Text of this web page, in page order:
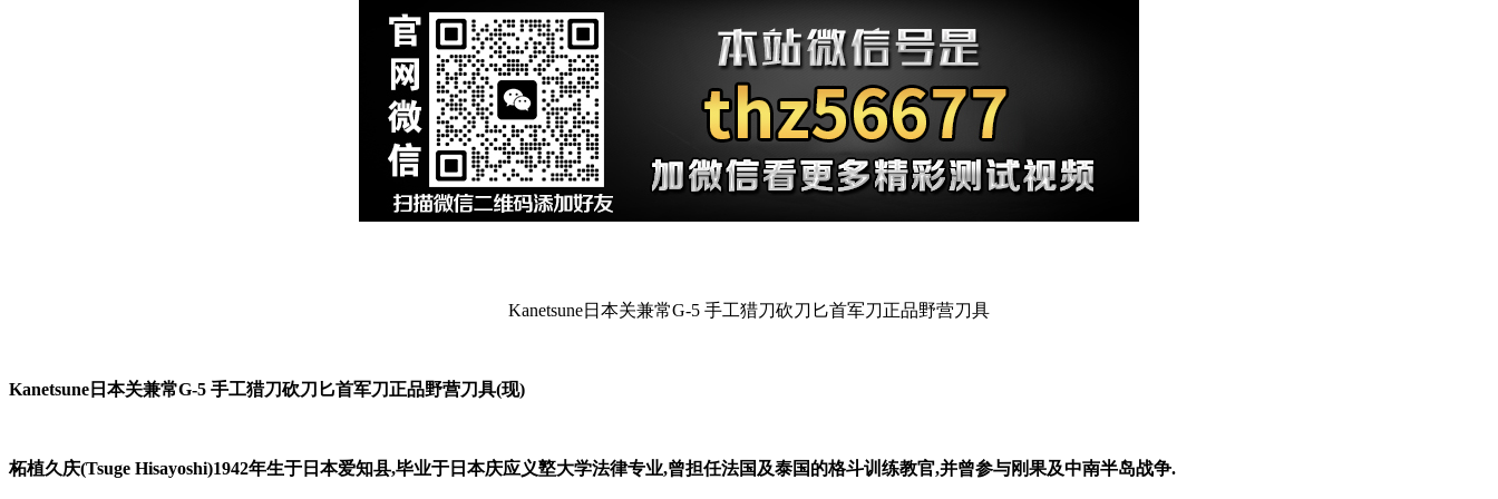
Kanetsune日本关兼常G-5 手工猎刀砍刀匕首军刀正品野营刀具
Kanetsune日本关兼常G-5 手工猎刀砍刀匕首军刀正品野营刀具(现)
柘植久庆(Tsuge Hisayoshi)1942年生于日本爱知县,毕业于日本庆应义墪大学法律专业,曾担任法国及泰国的格斗训练教官,并曾参与刚果及中南半岛战争.